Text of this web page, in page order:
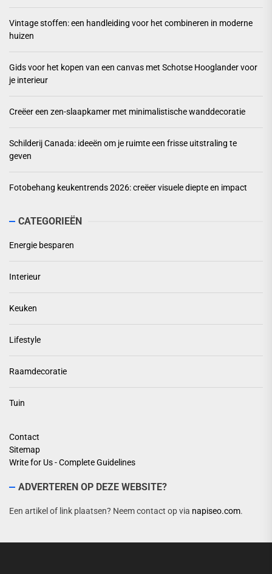
Vintage stoffen: een handleiding voor het combineren in moderne
huizen
Gids voor het kopen van een canvas met Schotse Hooglander voor
je interieur
Creëer een zen-slaapkamer met minimalistische wanddecoratie
Schilderij Canada: ideeën om je ruimte een frisse uitstraling te
geven
Fotobehang keukentrends 2026: creëer visuele diepte en impact
CATEGORIEËN
Energie besparen
Interieur
Keuken
Lifestyle
Raamdecoratie
Tuin
Contact
Sitemap
Write for Us - Complete Guidelines
ADVERTEREN OP DEZE WEBSITE?
Een artikel of link plaatsen? Neem contact op via napiseo.com.